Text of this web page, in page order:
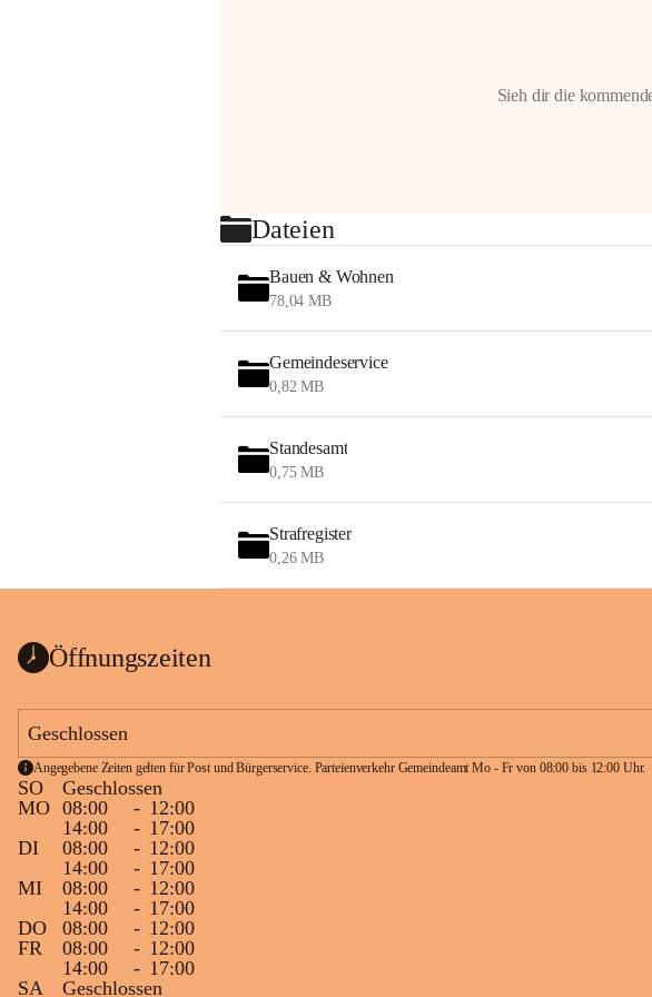
Sieh dir die
Dateien
Bauen & Wohnen
78,04 MB
Gemeindeservice
0,82 MB
Standesamt
0,75 MB
Strafregister
0,26 MB
Öffnungszeiten
Geschlossen
Angegebene Zeiten gelten für Post und Bürgerservice. Parteienverkehr Gemeindeamt Mo - Fr von 08:00 bis 12:00 Uhr.
SO
Geschlossen
MO 08:00 - 12:00
14:00
- 17:00
DI
08:00 - 12:00
14:00
- 17:00
MI
08:00 - 12:00
14:00
- 17:00
DO
08:00 - 12:00
FR
08:00 - 12:00
14:00
- 17:00
SA
Geschlossen